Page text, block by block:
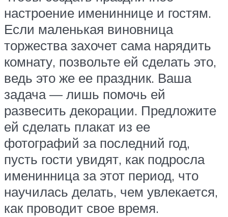
настроение имениннице и гостям.
Если маленькая виновница
торжества захочет сама нарядить
комнату, позвольте ей сделать это,
ведь это же ее праздник. Ваша
задача — лишь помочь ей
развесить декорации. Предложите
ей сделать плакат из ее
фотографий за последний год,
пусть гости увидят, как подросла
именинница за этот период, что
научилась делать, чем увлекается,
как проводит свое время.